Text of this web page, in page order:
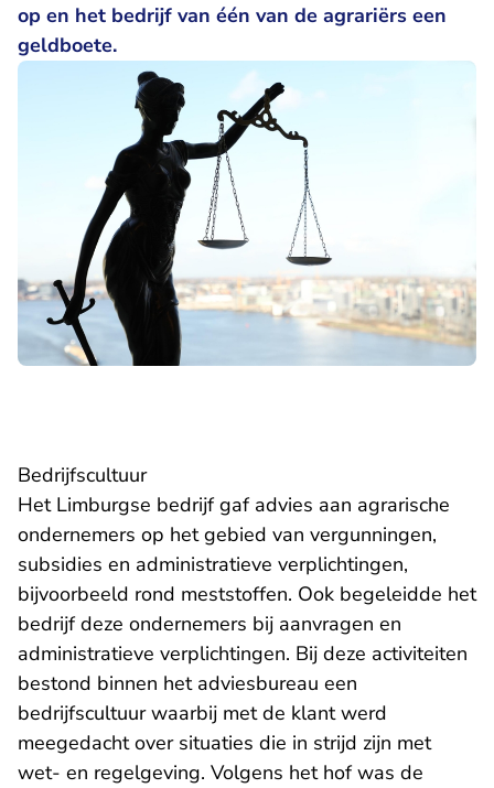
op en het bedrijf van één van de agrariërs een
geldboete.
Bedrijfscultuur
Het Limburgse bedrijf gaf advies aan agrarische
ondernemers op het gebied van vergunningen,
subsidies en administratieve verplichtingen,
bijvoorbeeld rond meststoffen. Ook begeleidde het
bedrijf deze ondernemers bij aanvragen en
administratieve verplichtingen. Bij deze activiteiten
bestond binnen het adviesbureau een
bedrijfscultuur waarbij met de klant werd
meegedacht over situaties die in strijd zijn met
wet- en regelgeving. Volgens het hof was de